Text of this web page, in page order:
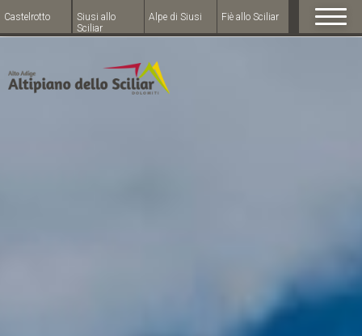
Castelrotto
Siusi allo
Sciliar
Alpe di Siusi Fiè allo Sciliar